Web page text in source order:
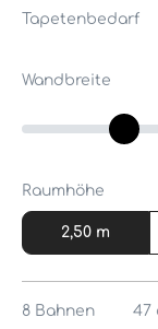
Tapetenbedarf
Wandbreite
Raumhöhe
2,50 m
8 Bahnen 47